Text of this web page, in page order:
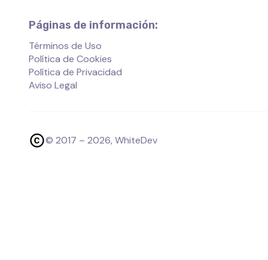
Páginas de información:
Términos de Uso
Política de Cookies
Política de Privacidad
Aviso Legal
© 2017 – 2026, WhiteDev